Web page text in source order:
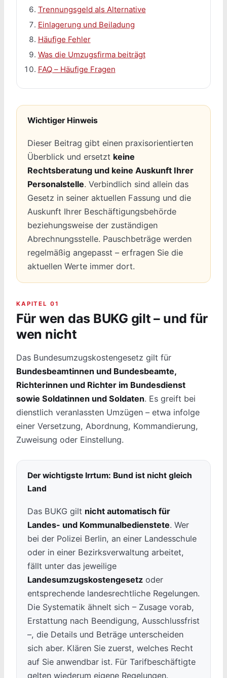
Trennungsgeld als Alternative
Einlagerung und Beiladung
Häufige Fehler
Was die Umzugsfirma beiträgt
FAQ – Häufige Fragen
Wichtiger Hinweis
Dieser Beitrag gibt einen praxisorientierten
Überblick und ersetzt keine
Rechtsberatung und keine Auskunft Ihrer
Personalstelle. Verbindlich sind allein das
Gesetz in seiner aktuellen Fassung und die
Auskunft Ihrer Beschäftigungsbehörde
beziehungsweise der zuständigen
Abrechnungsstelle. Pauschbeträge werden
regelmäßig angepasst – erfragen Sie die
aktuellen Werte immer dort.
KAPITEL 01
Für wen das BUKG gilt – und für
wen nicht
Das Bundesumzugskostengesetz gilt für
Bundesbeamtinnen und Bundesbeamte,
Richterinnen und Richter im Bundesdienst
sowie Soldatinnen und Soldaten. Es greift bei
dienstlich veranlassten Umzügen – etwa infolge
einer Versetzung, Abordnung, Kommandierung,
Zuweisung oder Einstellung.
Der wichtigste Irrtum: Bund ist nicht gleich
Land
Das BUKG gilt nicht automatisch für
Landes- und Kommunalbedienstete. Wer
bei der Polizei Berlin, an einer Landesschule
oder in einer Bezirksverwaltung arbeitet,
fällt unter das jeweilige
Landesumzugskostengesetzoder
entsprechende landesrechtliche Regelungen.
Die Systematik ähnelt sich – Zusage vorab,
Erstattung nach Beendigung, Ausschlussfrist
–, die Details und Beträge unterscheiden
sich aber. Klären Sie zuerst, welches Recht
auf Sie anwendbar ist. Für Tarifbeschäftigte
gelten wiederum eigene Regelungen.